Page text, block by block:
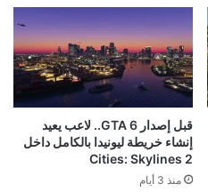
قبل إصدار GTA 6.. لاعب يعيد
إنشاء خريطة ليونيدا بالكامل داخل
Cities: Skylines 2
منذ 3 أيام